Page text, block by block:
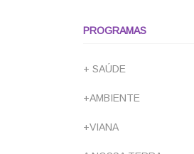
PROGRAMAS
+ SAÚDE
+AMBIENTE
+VIANA